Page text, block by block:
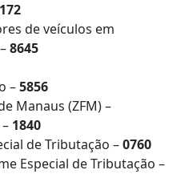
de veículos em
8645
–5856
Manaus (ZFM) –
1840
de Tributação –0760
Especial de Tributação –